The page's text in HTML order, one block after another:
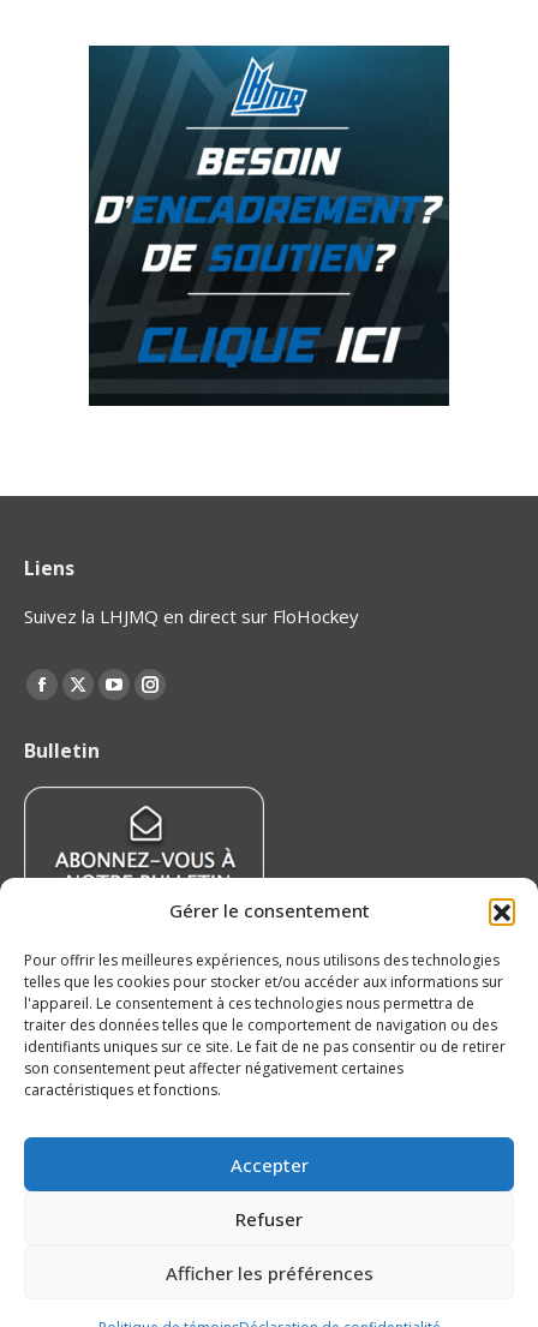
Gérer le consentement
Pour offrir les meilleures expériences, nous utilisons des technologies
telles que les cookies pour stocker et/ou accéder aux informations sur
l'appareil. Le consentement à ces technologies nous permettra de
traiter des données telles que le comportement de navigation ou des
identifiants uniques sur ce site. Le fait de ne pas consentir ou de retirer
son consentement peut affecter négativement certaines
caractéristiques et fonctions.
Accepter
Refuser
Afficher les préférences
Liens
Suivez la LHJMQ en direct sur FloHockey
Find us on:
La
Facebook
s’ouvrira
une
nouvelle
La
X
s’ouvrira
une
nouvelle
La
s’ouvrira
dans
une
nouvelle
fenêtre
La
s’ouvrira
dans
une
nouvelle
fenêtre
Bulletin
Nouvelles récentes
Nissan Canada devient partenaire officiel de la
LHJMQ
joindre à l’Océanic !
5 août 2026